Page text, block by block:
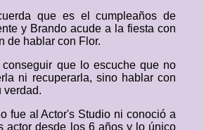
que es el cumpleaños de
y Brando acude a la fiesta con
de hablar con Flor.
que lo escuche que no
ni recuperarla, sino hablar con
verdad.
fue al Actor's Studio ni conoció a
actor desde los 6 años y lo único